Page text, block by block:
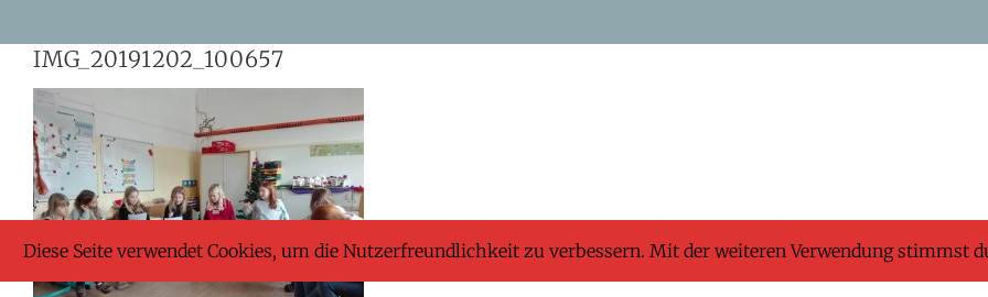
content
IMG_20191202_100657
Diese Seite verwendet Cookies, um die Nutzerfreundlichkeit zu verbessern. Mit der weiteren Verwendung stimmst